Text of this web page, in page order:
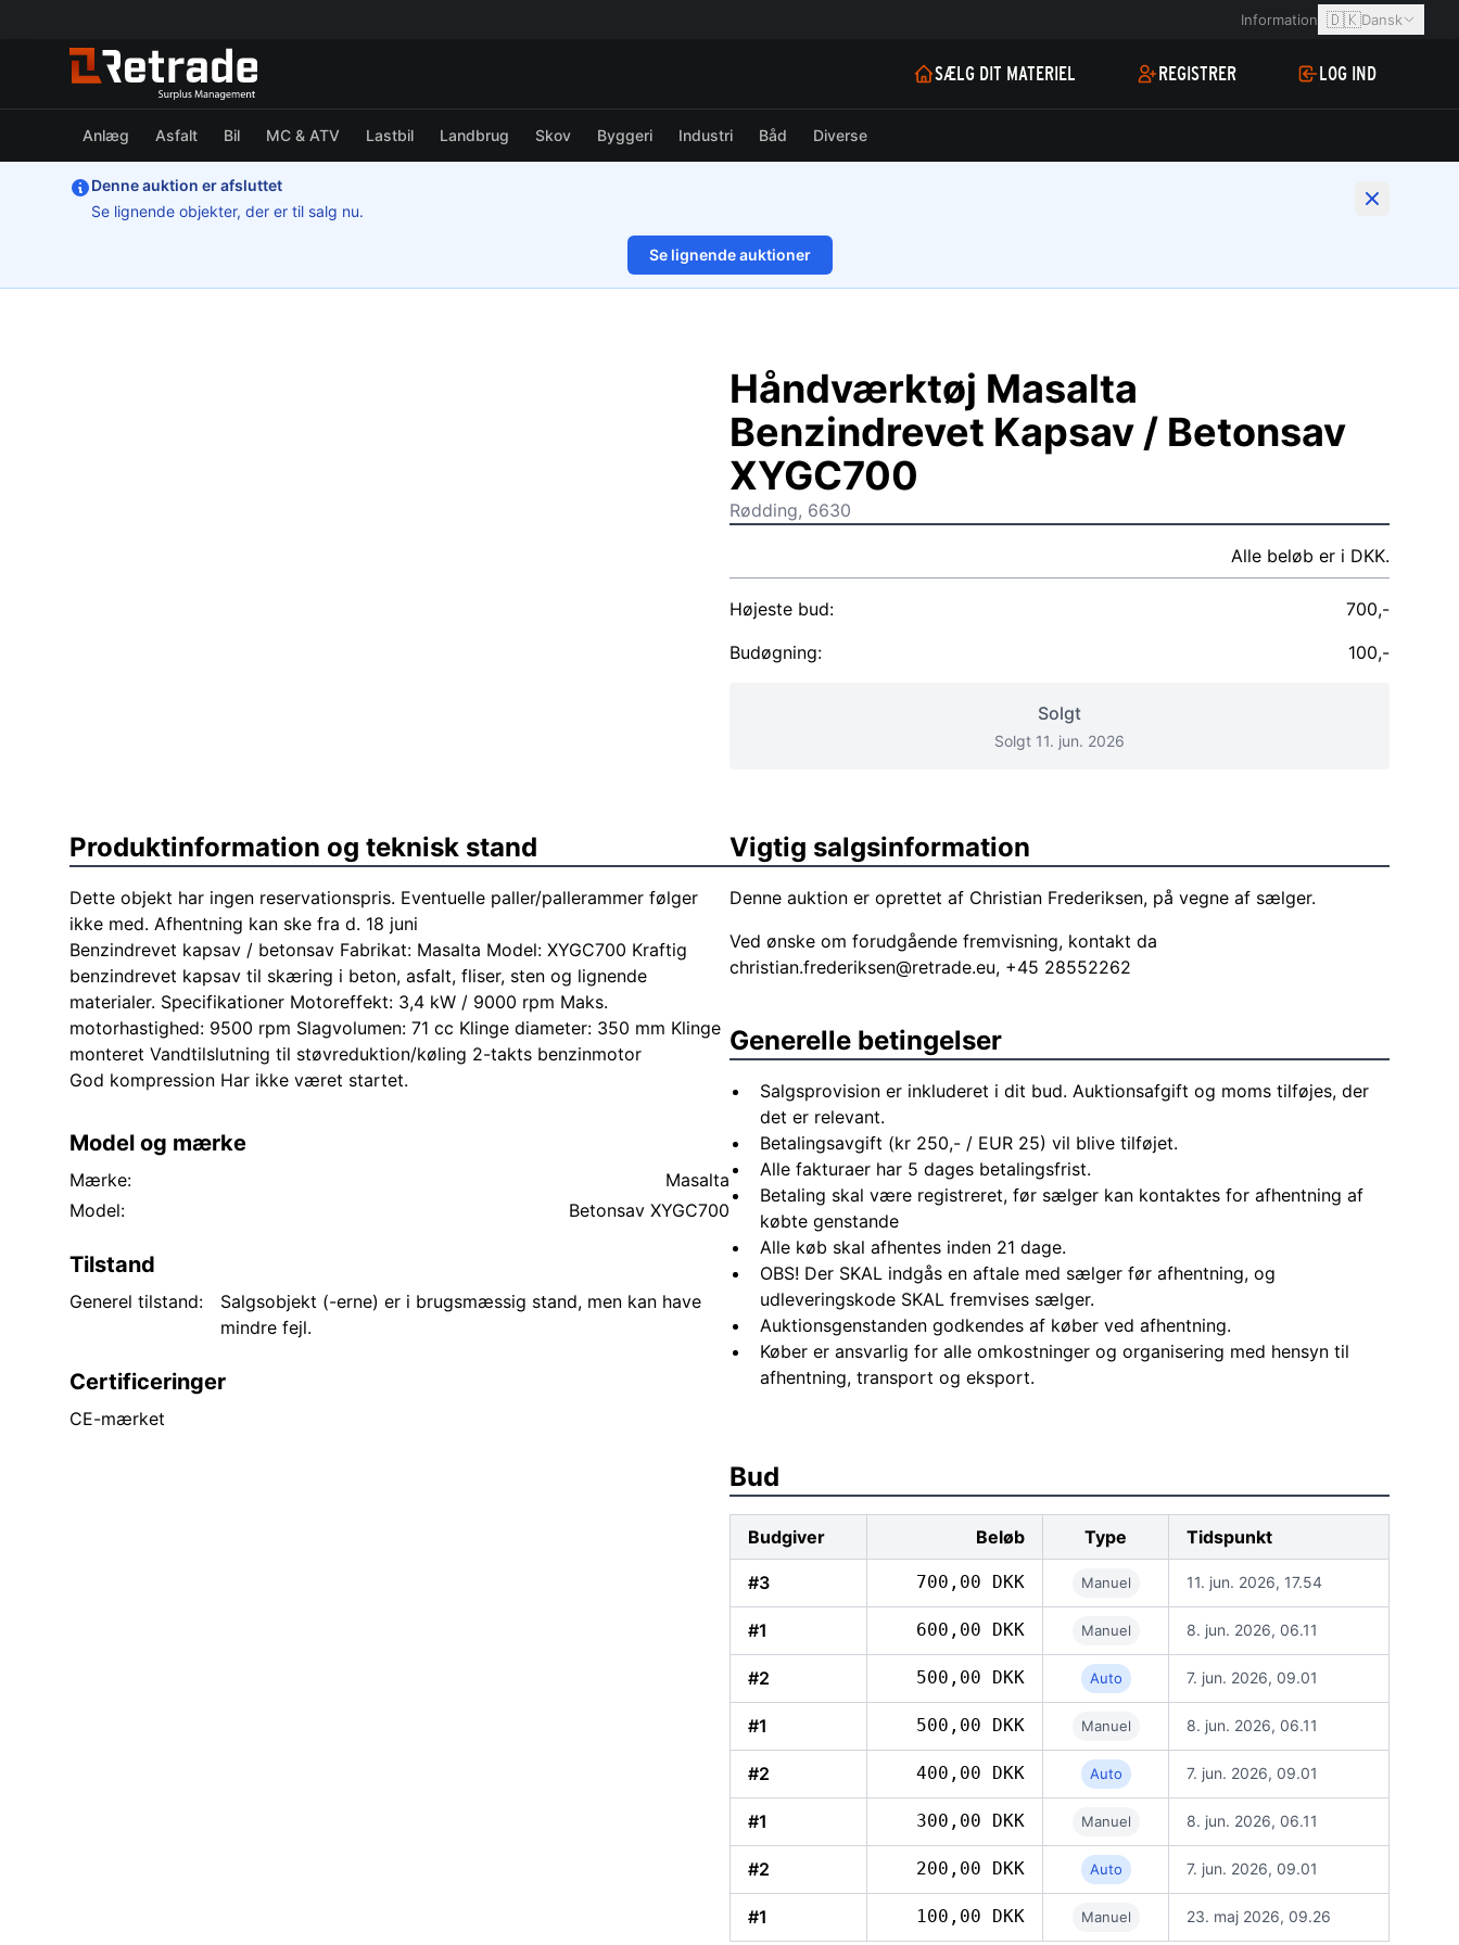
Information 🇩🇰Dansk
SÆLG DIT MATERIEL REGISTRER LOG IND
Anlæg Asfalt Bil MC & ATV Lastbil Landbrug Skov Byggeri Industri Båd Diverse
Denne auktion er afsluttet
Se lignende objekter, der er til salg nu.
Se lignende auktioner
1/10
Håndværktøj Masalta
Benzindrevet Kapsav / Betonsav
XYGC700
Rødding, 6630
Alle beløb er i DKK.
Højeste bud:
700,-
Budøgning:
100,-
Solgt
Solgt 11. jun. 2026
Produktinformation og teknisk stand
Dette objekt har ingen reservationspris. Eventuelle paller/pallerammer følger
ikke med. Afhentning kan ske fra d. 18 juni
Benzindrevet kapsav / betonsav Fabrikat: Masalta Model: XYGC700 Kraftig
benzindrevet kapsav til skæring i beton, asfalt, fliser, sten og lignende
materialer. Specifikationer Motoreffekt: 3,4 kW / 9000 rpm Maks.
motorhastighed: 9500 rpm Slagvolumen: 71 cc Klinge diameter: 350 mm Klinge
monteret Vandtilslutning til støvreduktion/køling 2-takts benzinmotor
God kompression Har ikke været startet.
Model og mærke
Mærke:
Masalta
Model:
Betonsav XYGC700
Tilstand
Generel tilstand:
Salgsobjekt (-erne) er i brugsmæssig stand, men kan have
mindre fejl.
Certificeringer
CE-mærket
Vigtig salgsinformation
Denne auktion er oprettet af Christian Frederiksen, på vegne af sælger.
Ved ønske om forudgående fremvisning, kontakt da
christian.frederiksen@retrade.eu, +45 28552262
Generelle betingelser
Salgsprovision er inkluderet i dit bud. Auktionsafgift og moms tilføjes, der
det er relevant.
Betalingsavgift (kr 250,- / EUR 25) vil blive tilføjet.
Alle fakturaer har 5 dages betalingsfrist.
Betaling skal være registreret, før sælger kan kontaktes for afhentning af
købte genstande
Alle køb skal afhentes inden 21 dage.
OBS! Der SKAL indgås en aftale med sælger før afhentning, og
udleveringskode SKAL fremvises sælger.
Auktionsgenstanden godkendes af køber ved afhentning.
Køber er ansvarlig for alle omkostninger og organisering med hensyn til
afhentning, transport og eksport.
Bud
Budgiver Beløb Type Tidspunkt
#3 700,00 DKK Manuel 11. jun. 2026, 17.54
#1 600,00 DKK Manuel 8. jun. 2026, 06.11
#2 500,00 DKK Auto 7. jun. 2026, 09.01
#1 500,00 DKK Manuel 8. jun. 2026, 06.11
#2 400,00 DKK Auto 7. jun. 2026, 09.01
#1 300,00 DKK Manuel 8. jun. 2026, 06.11
#2 200,00 DKK Auto 7. jun. 2026, 09.01
#1 100,00 DKK Manuel 23. maj 2026, 09.26